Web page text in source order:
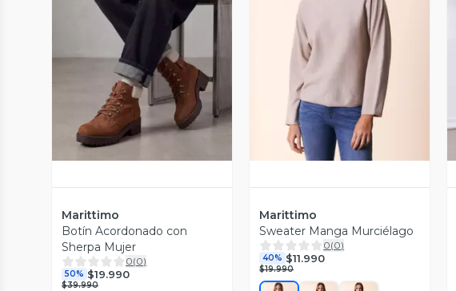
Vista Previa
Marittimo
Botín Acordonado con
Sherpa Mujer
0(0)
50% $19.990
$39.990
Vista Previa
Marittimo
Sweater Manga Murciélago
0(0)
40% $11.990
$19.990